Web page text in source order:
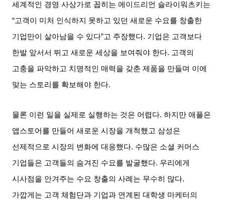
세계적인 경영 사상가로 꼽히는 에이드리언 슬라이워츠키는
“고객이 미처 인식하지 못하고 있던 새로운 수요를 창출한
기업만이 살아남을 수 있다”고 주장했다. 기업은 고객보다
한발 앞서서 뛰고 새로운 세상을 보여줘야 한다. 고객의
고충을 파악하고 치명적인 매력을 갖춘 제품을 만들며 이에
맞는 스토리를 확보해야 한다.
물론 이런 일을 실제로 실행하는 것은 어렵다.하지만 애플은
앱스토어를 만들어 새로운 시장을 개척했고 삼성은
선제적으로 시장의 변화에 대응했다. 수많은 소셜 커머스
기업들은 고객들의 숨겨진 수요를 발굴했다. 우리에게
시사점을 안겨주는 수요 창출의 사례는 무수히 많다.
가깝게는 고객 체험단과 기업과 연계된 대학생 마케터의